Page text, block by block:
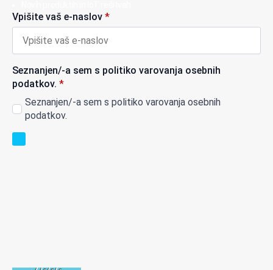
Vpišite vaš e-naslov *
Seznanjen/-a sem s politiko varovanja osebnih
podatkov. *
Seznanjen/-a sem s politiko varovanja osebnih
podatkov.